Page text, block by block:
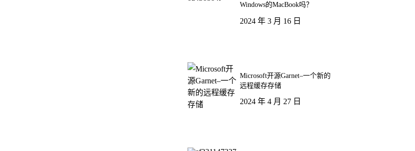
Windows的MacBook吗？
2024 年 3 月 16 日
Microsoft开源Garnet–一个新的
远程缓存存储
2024 年 4 月 27 日